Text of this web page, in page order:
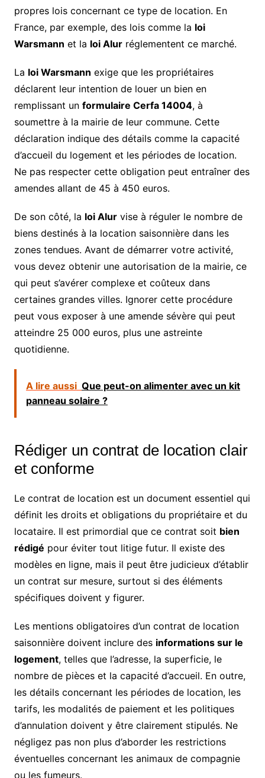
propres lois concernant ce type de location. En
France, par exemple, des lois comme la loi
Warsmann et la loi Alurréglementent ce marché.
La loi Warsmann exige que les propriétaires
déclarent leur intention de louer un bien en
remplissant un formulaire Cerfa 14004, à
soumettre à la mairie de leur commune. Cette
déclaration indique des détails comme la capacité
d’accueil du logement et les périodes de location.
Ne pas respecter cette obligation peut entraîner des
amendes allant de 45 à 450 euros.
De son côté, la loi Alurvise à réguler le nombre de
biens destinés à la location saisonnière dans les
zones tendues. Avant de démarrer votre activité,
vous devez obtenir une autorisation de la mairie, ce
qui peut s’avérer complexe et coûteux dans
certaines grandes villes. Ignorer cette procédure
peut vous exposer à une amende sévère qui peut
atteindre 25 000 euros, plus une astreinte
quotidienne.
A lire aussi Que peut-on alimenter avec un kit
panneau solaire ?
Rédiger un contrat de location clair
et conforme
Le contrat de location est un document essentiel qui
définit les droits et obligations du propriétaire et du
locataire. Il est primordial que ce contrat soit bien
rédigé pour éviter tout litige futur. Il existe des
modèles en ligne, mais il peut être judicieux d’établir
un contrat sur mesure, surtout si des éléments
spécifiques doivent y figurer.
Les mentions obligatoires d’un contrat de location
saisonnière doivent inclure des informations sur le
logement, telles que l’adresse, la superficie, le
nombre de pièces et la capacité d’accueil. En outre,
les détails concernant les périodes de location, les
tarifs, les modalités de paiement et les politiques
d’annulation doivent y être clairement stipulés. Ne
négligez pas non plus d’aborder les restrictions
éventuelles concernant les animaux de compagnie
ou les fumeurs.